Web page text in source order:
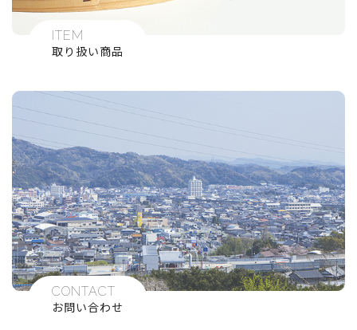
ITEM
取り扱い商品
CONTACT
お問い合わせ